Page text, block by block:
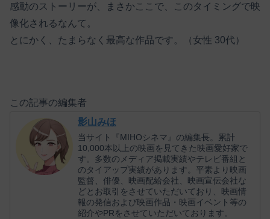
感動のストーリーが、まさかここで、このタイミングで映
像化されるなんて。
とにかく、たまらなく最高な作品です。（女性 30代）
この記事の編集者
影山みほ
当サイト『MIHOシネマ』の編集長。累計
10,000本以上の映画を見てきた映画愛好家で
す。多数のメディア掲載実績やテレビ番組と
のタイアップ実績があります。平素より映画
監督、俳優、映画配給会社、映画宣伝会社な
どとお取引をさせていただいており、映画情
報の発信および映画作品・映画イベント等の
紹介やPRをさせていただいております。